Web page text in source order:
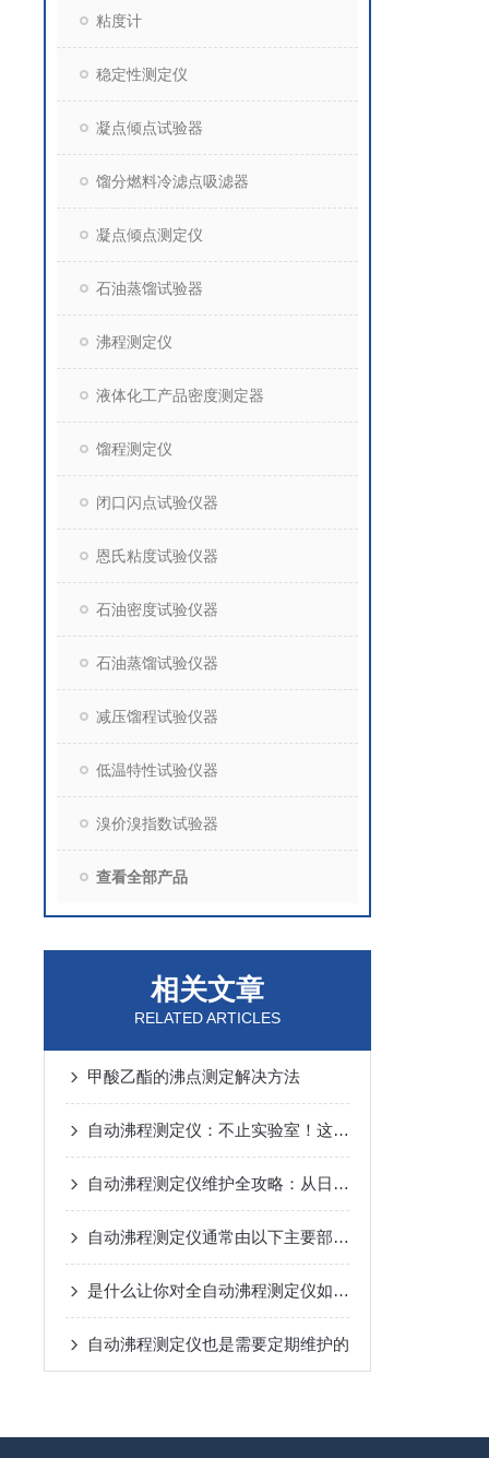
粘度计
稳定性测定仪
凝点倾点试验器
馏分燃料冷滤点吸滤器
凝点倾点测定仪
石油蒸馏试验器
沸程测定仪
液体化工产品密度测定器
馏程测定仪
闭口闪点试验仪器
恩氏粘度试验仪器
石油密度试验仪器
石油蒸馏试验仪器
减压馏程试验仪器
低温特性试验仪器
溴价溴指数试验器
查看全部产品
相关文章
RELATED ARTICLES
甲酸乙酯的沸点测定解决方法
自动沸程测定仪：不止实验室！这些关键领域都在用它“精准控温”
自动沸程测定仪维护全攻略：从日常养护到故障预防，一步到位！
自动沸程测定仪通常由以下主要部件组成
是什么让你对全自动沸程测定仪如此看好的
自动沸程测定仪也是需要定期维护的